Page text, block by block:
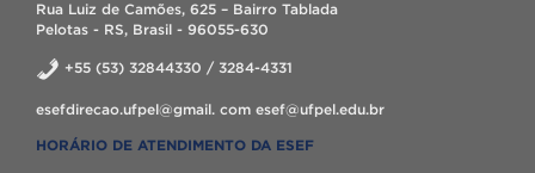
Rua Luiz de Camões, 625 – Bairro Tablada
Pelotas - RS, Brasil - 96055-630
+55 (53) 32844330 / 3284-4331
esefdirecao.ufpel@gmail. com esef@ufpel.edu.br
HORÁRIO DE ATENDIMENTO DA ESEF